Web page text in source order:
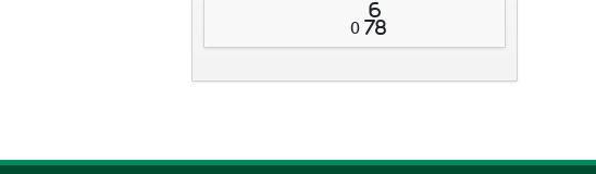
0
6
78